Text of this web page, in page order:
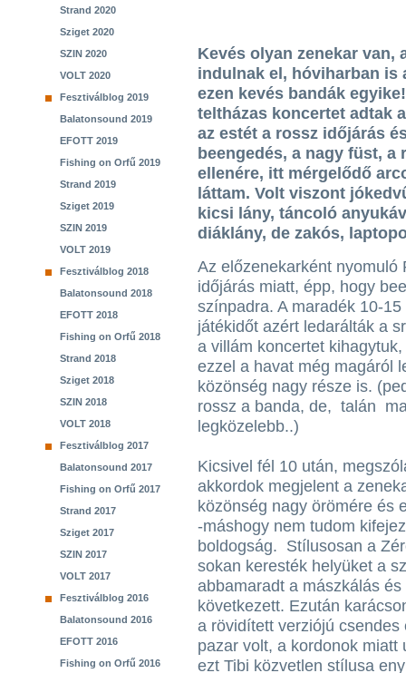
Strand 2020
Sziget 2020
SZIN 2020
VOLT 2020
Fesztiválblog 2019
Balatonsound 2019
EFOTT 2019
Fishing on Orfű 2019
Strand 2019
Sziget 2019
SZIN 2019
VOLT 2019
Fesztiválblog 2018
Balatonsound 2018
EFOTT 2018
Fishing on Orfű 2018
Strand 2018
Sziget 2018
SZIN 2018
VOLT 2018
Fesztiválblog 2017
Balatonsound 2017
Fishing on Orfű 2017
Strand 2017
Sziget 2017
SZIN 2017
VOLT 2017
Fesztiválblog 2016
Balatonsound 2016
EFOTT 2016
Fishing on Orfű 2016
Kevés olyan zenekar van,
indulnak el, hóviharban is
ezen kevés bandák
teltházas koncertet adtak
az estét a rossz időjárás
beengedés, a nagy füst,
ellenére, itt mérgelődő
láttam. Volt viszont
kicsi lány, táncoló
diáklány, de zakós,
Az előzenekarként nyomuló
időjárás miatt, épp, hogy
színpadra. A maradék 10-15
játékidőt azért ledarálták a
a villám koncertet
ezzel a havat még magáról
közönség nagy része is.
rossz a banda, de, talán
legközelebb..)
Kicsivel fél 10 után,
akkordok megjelent a
közönség nagy örömére és
-máshogy nem tudom
boldogság. Stílusosan a
sokan keresték helyüket a
abbamaradt a mászkálás
következett. Ezután
a rövidített verziójú
pazar volt, a kordonok
ezt Tibi közvetlen stílusa